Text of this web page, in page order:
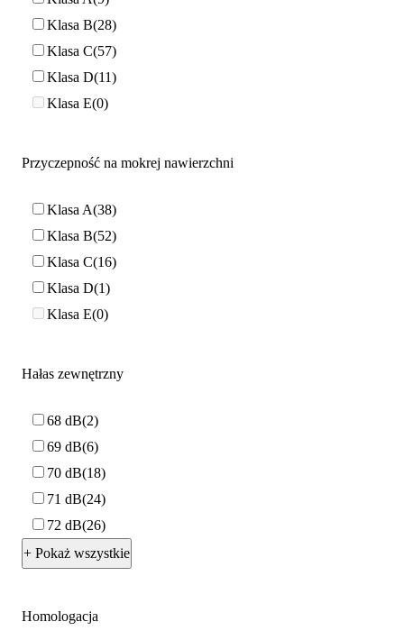
Klasa B 28
Klasa C 57
Klasa D 11
Klasa E 0
Przyczepność na mokrej nawierzchni
Klasa A 38
Klasa B 52
Klasa C 16
Klasa D 1
Klasa E 0
Hałas zewnętrzny
68 dB 2
69 dB 6
70 dB 18
71 dB 24
72 dB 26
+ Pokaż wszystkie
Homologacja